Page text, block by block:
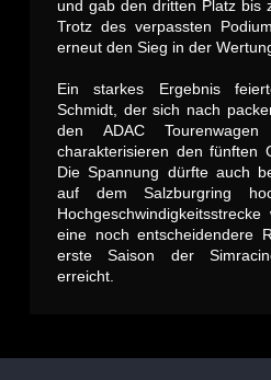
und gab den dritten Platz bis
Trotz des verpassten
erneut den Sieg in der
Ein starkes Ergebnis
Schmidt, der sich nach
den ADAC
charakterisieren den fünften
Die Spannung dürfte auch
auf dem Salzburgring
eine noch entscheidendere
erste Saison der
erreicht.